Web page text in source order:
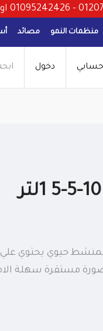
منظمات النمو مصائد
حسابي دخول
حيوي يحتوي علي
صورة مستقرة سهلة